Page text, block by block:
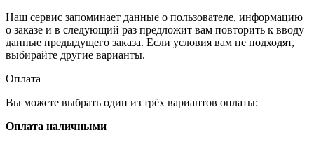
Наш сервис запоминает данные о пользователе, информацию
о заказе и в следующий раз предложит вам повторить к вводу
данные предыдущего заказа. Если условия вам не подходят,
выбирайте другие варианты.
Оплата
Вы можете выбрать один из трёх вариантов оплаты:
Оплата наличными